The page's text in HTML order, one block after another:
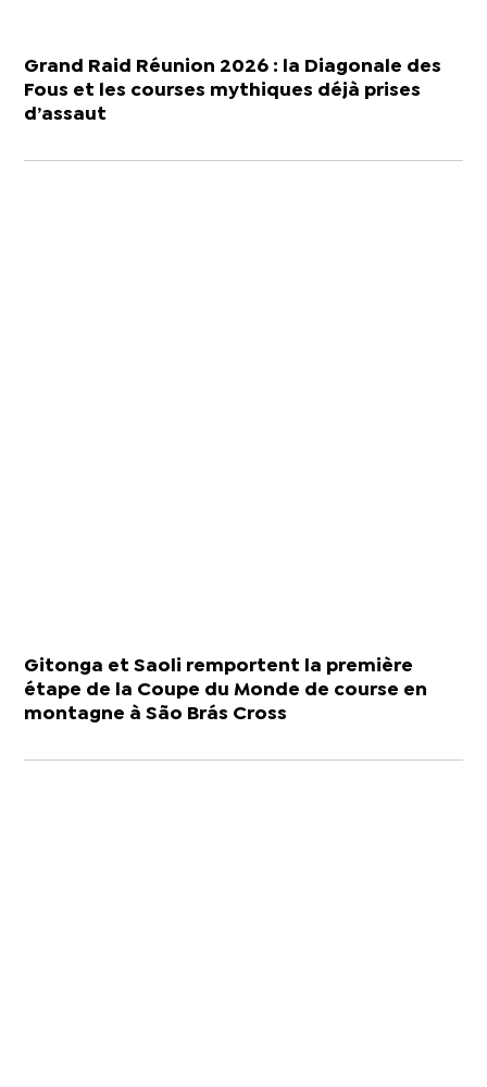
Grand Raid Réunion 2026 : la Diagonale des
Fous et les courses mythiques déjà prises
d’assaut
Gitonga et Saoli remportent la première
étape de la Coupe du Monde de course en
montagne à São Brás Cross